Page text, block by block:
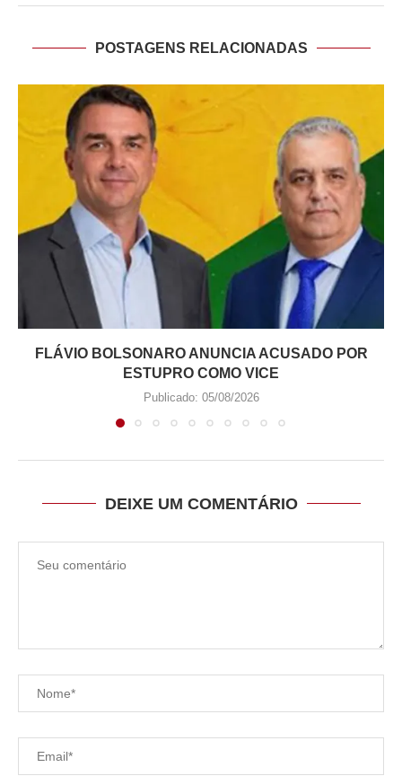
POSTAGENS RELACIONADAS
FLÁVIO BOLSONARO ANUNCIA ACUSADO POR
ESTUPRO COMO VICE
Publicado: 05/08/2026
DEIXE UM COMENTÁRIO